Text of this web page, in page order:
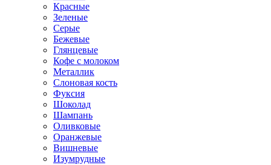
Красные
Зеленые
Серые
Бежевые
Глянцевые
Кофе с молоком
Металлик
Слоновая кость
Фуксия
Шоколад
Шампань
Оливковые
Оранжевые
Вишневые
Изумрудные